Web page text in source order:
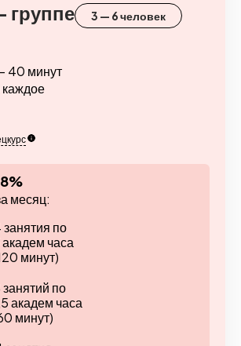
группе 3 — 6 человек
40 минут
каждое
месяц:
занятия по
академ часа
минут)
занятий по
академ часа
минут)